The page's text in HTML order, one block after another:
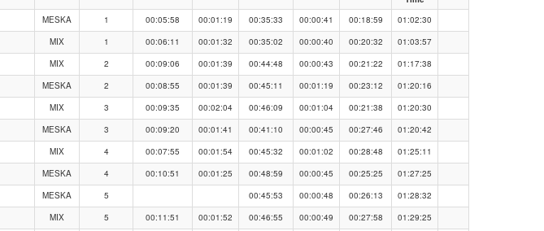
MESKA 1 00:05:58 00:01:19 00:35:33 00:00:41 00:18:59
01:02:30
MIX 1 00:06:11 00:01:32 00:35:02 00:00:40 00:20:32
01:03:57
MIX 2 00:09:06 00:01:39 00:44:48 00:00:43 00:21:22
01:17:38
MESKA 2 00:08:55 00:01:39 00:45:11 00:01:19 00:23:12
01:20:16
MIX 3 00:09:35 00:02:04 00:46:09 00:01:04 00:21:38
01:20:30
MESKA 3 00:09:20 00:01:41 00:41:10 00:00:45 00:27:46
01:20:42
MIX 4 00:07:55 00:01:54 00:45:32 00:01:02 00:28:48
01:25:11
MESKA 4 00:10:51 00:01:25 00:48:59 00:00:45 00:25:25
01:27:25
MESKA 5 00:45:53 00:00:48 00:26:13
01:28:32
MIX 5 00:11:51 00:01:52 00:46:55 00:00:49 00:27:58
01:29:25